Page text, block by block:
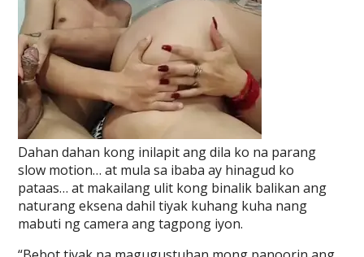
Dahan dahan kong inilapit ang dila ko na parang
slow motion… at mula sa ibaba ay hinagud ko
pataas… at makailang ulit kong binalik balikan ang
naturang eksena dahil tiyak kuhang kuha nang
mabuti ng camera ang tagpong iyon.